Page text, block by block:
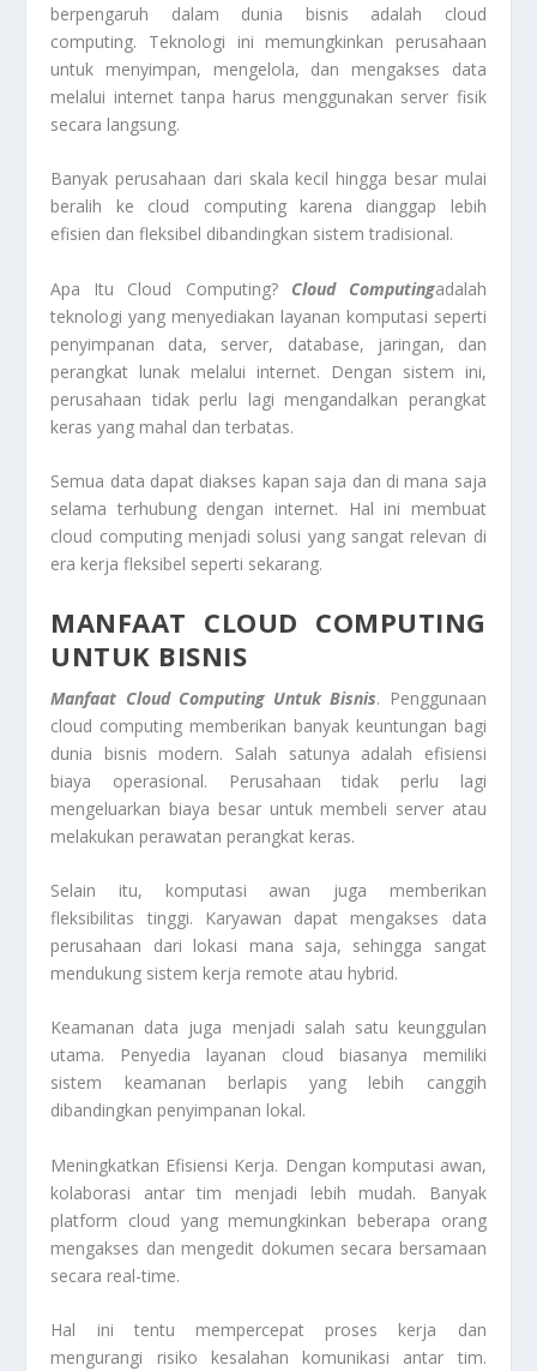
berpengaruh dalam dunia bisnis adalah cloud
computing. Teknologi ini memungkinkan perusahaan
untuk menyimpan, mengelola, dan mengakses data
melalui internet tanpa harus menggunakan server fisik
secara langsung.
Banyak perusahaan dari skala kecil hingga besar mulai
beralih ke cloud computing karena dianggap lebih
efisien dan fleksibel dibandingkan sistem tradisional.
Apa Itu Cloud Computing? Cloud Computingadalah
teknologi yang menyediakan layanan komputasi seperti
penyimpanan data, server, database, jaringan, dan
perangkat lunak melalui internet. Dengan sistem ini,
perusahaan tidak perlu lagi mengandalkan perangkat
keras yang mahal dan terbatas.
Semua data dapat diakses kapan saja dan di mana saja
selama terhubung dengan internet. Hal ini membuat
cloud computing menjadi solusi yang sangat relevan di
era kerja fleksibel seperti sekarang.
MANFAAT CLOUD COMPUTING
UNTUK BISNIS
Manfaat Cloud Computing Untuk Bisnis. Penggunaan
cloud computing memberikan banyak keuntungan bagi
dunia bisnis modern. Salah satunya adalah efisiensi
biaya operasional. Perusahaan tidak perlu lagi
mengeluarkan biaya besar untuk membeli server atau
melakukan perawatan perangkat keras.
Selain itu, komputasi awan juga memberikan
fleksibilitas tinggi. Karyawan dapat mengakses data
perusahaan dari lokasi mana saja, sehingga sangat
mendukung sistem kerja remote atau hybrid.
Keamanan data juga menjadi salah satu keunggulan
utama. Penyedia layanan cloud biasanya memiliki
sistem keamanan berlapis yang lebih canggih
dibandingkan penyimpanan lokal.
Meningkatkan Efisiensi Kerja. Dengan komputasi awan,
kolaborasi antar tim menjadi lebih mudah. Banyak
platform cloud yang memungkinkan beberapa orang
mengakses dan mengedit dokumen secara bersamaan
secara real-time.
Hal ini tentu mempercepat proses kerja dan
mengurangi risiko kesalahan komunikasi antar tim.